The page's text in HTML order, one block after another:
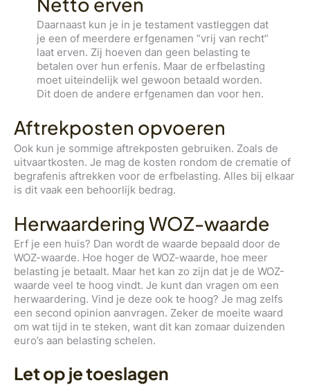
Daarnaast kun je in je testament vastleggen dat
je een of meerdere erfgenamen “vrij van recht”
laat erven. Zij hoeven dan geen belasting te
betalen over hun erfenis. Maar de erfbelasting
moet uiteindelijk wel gewoon betaald worden.
Dit doen de andere erfgenamen dan voor hen.
Aftrekposten opvoeren
Ook kun je sommige aftrekposten gebruiken. Zoals de
uitvaartkosten. Je mag de kosten rondom de crematie of
begrafenis aftrekken voor de erfbelasting. Alles bij elkaar
is dit vaak een behoorlijk bedrag.
Herwaardering WOZ-waarde
Erf je een huis? Dan wordt de waarde bepaald door de
WOZ-waarde. Hoe hoger de WOZ-waarde, hoe meer
belasting je betaalt. Maar het kan zo zijn dat je de WOZ-
waarde veel te hoog vindt. Je kunt dan vragen om een
herwaardering. Vind je deze ook te hoog? Je mag zelfs
een second opinion aanvragen. Zeker de moeite waard
om wat tijd in te steken, want dit kan zomaar duizenden
euro’s aan belasting schelen.
Let op je toeslagen